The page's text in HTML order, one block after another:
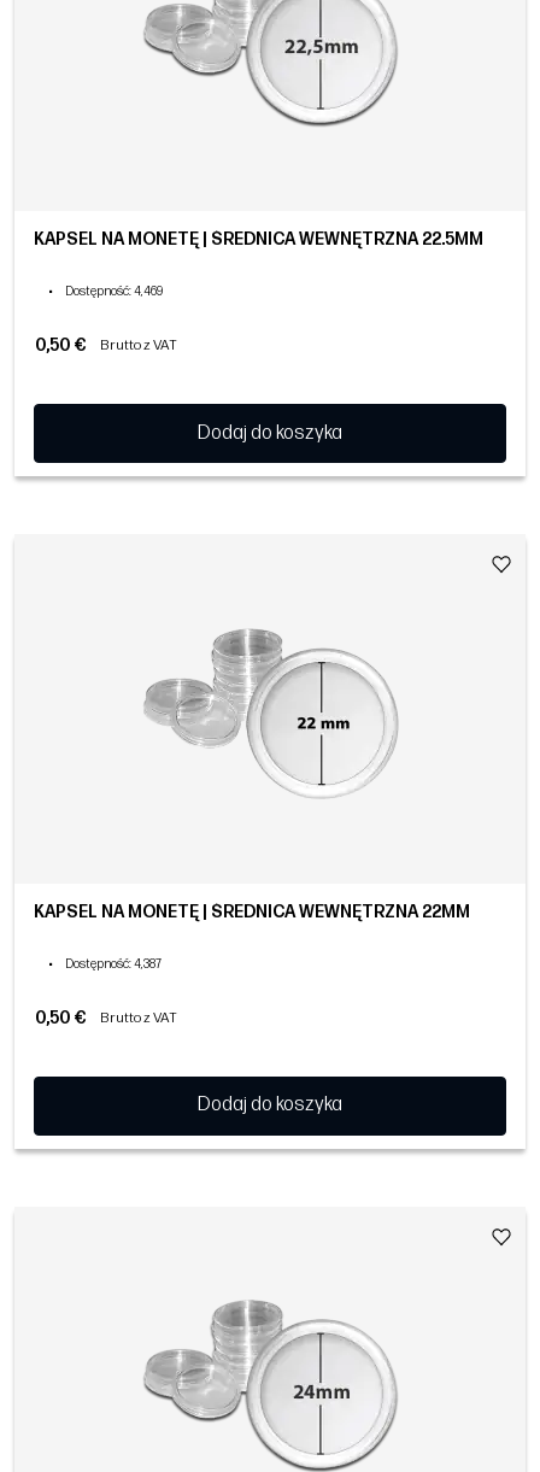
KAPSEL NA MONETĘ | ŚREDNICA WEWNĘTRZNA 22.5MM
• Dostępność: 4,469
0,50 € Brutto z VAT
Dodaj do koszyka
KAPSEL NA MONETĘ | ŚREDNICA WEWNĘTRZNA 22MM
• Dostępność: 4,387
0,50 € Brutto z VAT
Dodaj do koszyka